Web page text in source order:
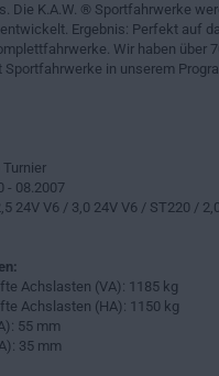
Die K.A.W. ® Sportfahrwerke
Ergebnis: Perfekt auf
Wir haben über
Sportfahrwerke in unserem
- 08.2007
24V V6 / 3,0 24V V6 / ST220 /
Achslasten (VA): 1185 kg
Achslasten (HA): 1150 kg
55 mm
35 mm